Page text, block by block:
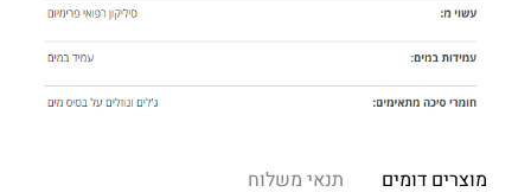
מוצרים דומים תנאי משלוח